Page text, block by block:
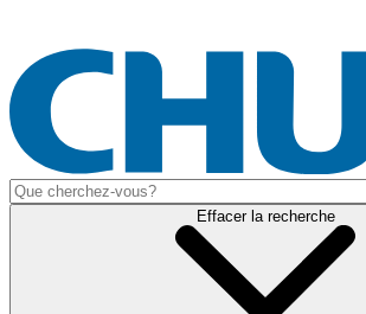
Effacer la recherche